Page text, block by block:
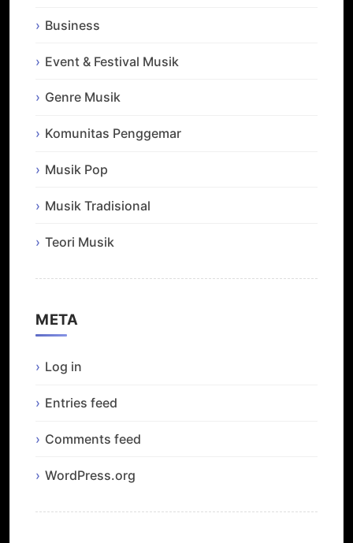
Business
Event & Festival Musik
Genre Musik
Komunitas Penggemar
Musik Pop
Musik Tradisional
Teori Musik
META
Log in
Entries feed
Comments feed
WordPress.org